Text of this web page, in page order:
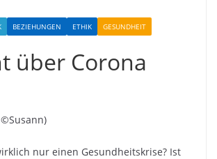
BEZIEHUNGEN ETHIK GESUNDHEIT
über Corona
nur einen Gesundheitskrise? Ist